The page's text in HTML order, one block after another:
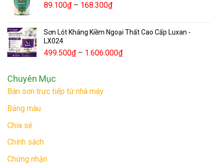
89.100₫– 168.300₫
Sơn Lót Kháng Kiềm Ngoại Thất Cao Cấp Luxan -
LX024
499.500₫– 1.606.000₫
Chuyên Mục
Bán sơn trực tiếp từ nhà máy
Bảng màu
Chia sẻ
Chính sách
Chứng nhận